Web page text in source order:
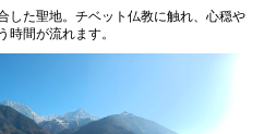
した聖地。チベット仏教に触れ、心穏や
時間が流れます。